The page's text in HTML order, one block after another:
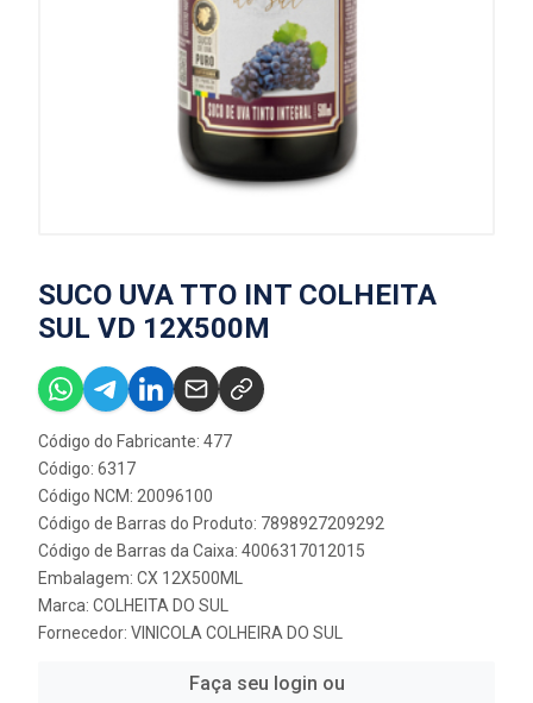
SUCO UVA TTO INT COLHEITA
SUL VD 12X500M
Código do Fabricante: 477
Código: 6317
Código NCM: 20096100
Código de Barras do Produto: 7898927209292
Código de Barras da Caixa: 4006317012015
Embalagem: CX 12X500ML
Marca: COLHEITA DO SUL
Fornecedor: VINICOLA COLHEIRA DO SUL
Faça seu login ou